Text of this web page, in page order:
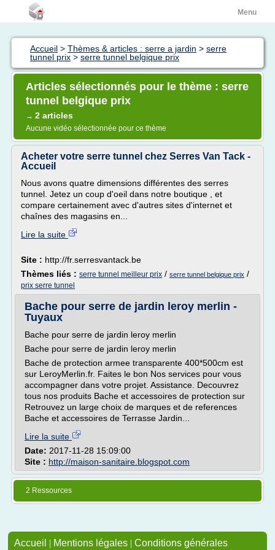
Menu
Accueil > Thèmes & articles : serre a jardin > serre
tunnel prix > serre tunnel belgique prix
Articles sélectionnés pour le thème : serre
tunnel belgique prix
→ 2 articles
Aucune vidéo sélectionnée pour ce thème
Acheter votre serre tunnel chez Serres Van Tack -
Accueil
Nous avons quatre dimensions différentes des serres
tunnel. Jetez un coup d'oeil dans notre boutique , et
compare certainement avec d'autres sites d'internet et
chaînes des magasins en...
Lire la suite
Site : http://fr.serresvantack.be
Thèmes liés : serre tunnel meilleur prix / serre tunnel belgique prix /
prix serre tunnel
Bache pour serre de jardin leroy merlin -
Tuyaux
Bache pour serre de jardin leroy merlin
Bache pour serre de jardin leroy merlin
Bache de protection armee transparente 400*500cm est
sur LeroyMerlin.fr. Faites le bon Nos services pour vous
accompagner dans votre projet. Assistance. Decouvrez
tous nos produits Bache et accessoires de protection sur
Retrouvez un large choix de marques et de references
Bache et accessoires de Terrasse Jardin...
Lire la suite
Date: 2017-11-28 15:09:00
Site : http://maison-sanitaire.blogspot.com
2 Ressources
Accueil | Mentions légales | Conditions générales